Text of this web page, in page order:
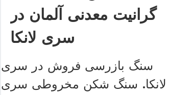
گرانیت معدنی آلمان در
سری لانکا
سنگ بازرسی فروش در سری
لانکا. سنگ شکن مخروطی سری